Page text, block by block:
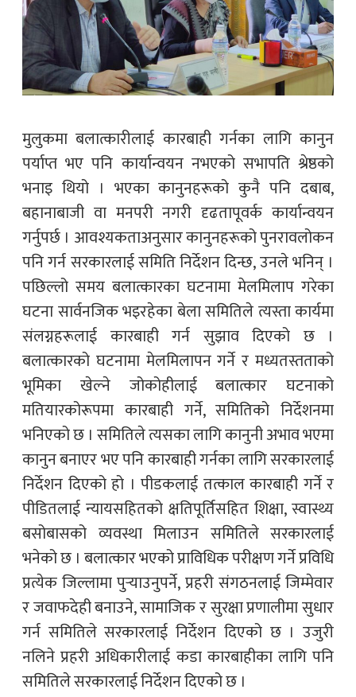
मुलुकमा बलात्कारीलाई कारबाही गर्नका लागि कानुन
पर्याप्त भए पनि कार्यान्वयन नभएको सभापति श्रेष्ठको
भनाइ थियो । भएका कानुनहरूको कुनै पनि दबाब,
बहानाबाजी वा मनपरी नगरी दृढतापूवर्क कार्यान्वयन
गर्नुपर्छ । आवश्यकताअनुसार कानुनहरूको पुनरावलोकन
पनि गर्न सरकारलाई समिति निर्देशन दिन्छ, उनले भनिन् ।
पछिल्लो समय बलात्कारका घटनामा मेलमिलाप गरेका
घटना सार्वनजिक भइरहेका बेला समितिले त्यस्ता कार्यमा
संलग्नहरूलाई कारबाही गर्न सुझाव दिएको छ ।
बलात्कारको घटनामा मेलमिलापन गर्ने र मध्यतस्तताको
भूमिका खेल्ने जोकोहीलाई बलात्कार घटनाको
मतियारकोरूपमा कारबाही गर्ने, समितिको निर्देशनमा
भनिएको छ । समितिले त्यसका लागि कानुनी अभाव भएमा
कानुन बनाएर भए पनि कारबाही गर्नका लागि सरकारलाई
निर्देशन दिएको हो । पीडकलाई तत्काल कारबाही गर्ने र
पीडितलाई न्यायसहितको क्षतिपूर्तिसहित शिक्षा, स्वास्थ्य
बसोबासको व्यवस्था मिलाउन समितिले सरकारलाई
भनेको छ । बलात्कार भएको प्राविधिक परीक्षण गर्ने प्रविधि
प्रत्येक जिल्लामा पुर्‍याउनुपर्ने, प्रहरी संगठनलाई जिम्मेवार
र जवाफदेही बनाउने, सामाजिक र सुरक्षा प्रणालीमा सुधार
गर्न समितिले सरकारलाई निर्देशन दिएको छ । उजुरी
नलिने प्रहरी अधिकारीलाई कडा कारबाहीका लागि पनि
समितिले सरकारलाई निर्देशन दिएको छ ।